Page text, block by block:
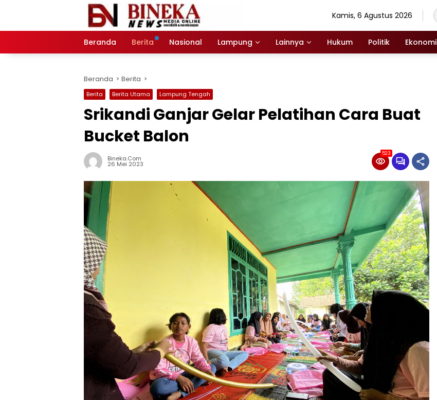
Kamis, 6 Agustus 2026
Beranda Berita Nasional Lampung Lainnya Hukum Politik Ekonomi
Beranda Berita
Berita Berita Utama Lampung Tengah
Srikandi Ganjar Gelar Pelatihan Cara Buat
Bucket Balon
Bineka.com
26 Mei 2023
523